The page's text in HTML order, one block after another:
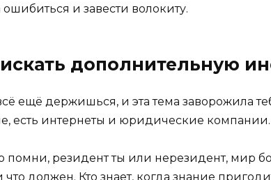
и завести волокиту.
искать дополнительную
ещё держишься, и эта тема заворожила
есть интернеты и юридические
помни, резидент ты или нерезидент, мир
что должен. Кто знает, когда знание